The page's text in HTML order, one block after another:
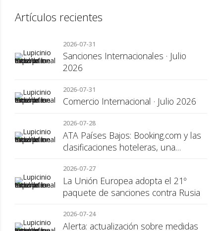
Artículos recientes
2026-07-31
Sanciones Internacionales · Julio
2026
2026-07-31
Comercio Internacional · Julio 2026
2026-07-28
ATA Países Bajos: Booking.com y las
clasificaciones hoteleras, una
consumidor
2026-07-27
La Unión Europea adopta el 21º
paquete de sanciones contra Rusia
2026-07-24
Alerta: actualización sobre medidas